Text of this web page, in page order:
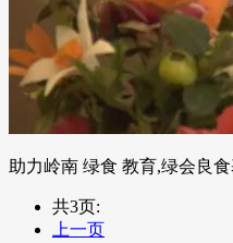
助力岭南 绿食 教育,绿会良
共3页:
上一页